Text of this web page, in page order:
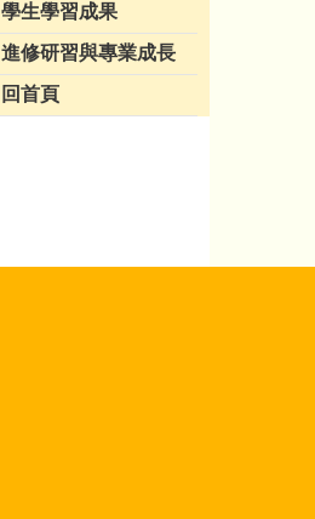
學生學習成果
進修研習與專業成長
回首頁